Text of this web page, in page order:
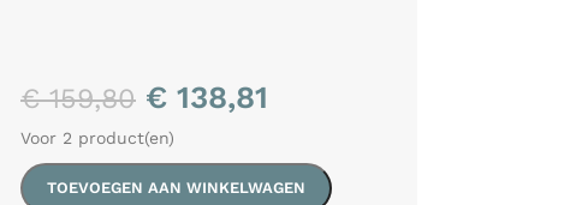
€159,80 € 138,81
Voor 2 product(en)
TOEVOEGEN AAN WINKELWAGEN